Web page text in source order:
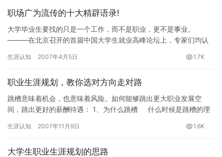
职场广为流传的十大精辟语录!
大学毕业生要找的只是一个工作，而不是职业，更不是事业。
———在北京召开的首届中国大学生就业高峰论坛上，专家们均认
起的心理…
生涯认知 2007年4月5日 1.7K
职业生涯规划，教你选对方向走对路
跳槽意味着机会，也意味着风险。如何能够跳出更大职业发展空
间，跳出更好的薪酬待遇： 1、为什么跳槽 什么时候是跳槽的理
生涯认知 2007年11月9日 1.6K
大学生职业生涯规划的思路